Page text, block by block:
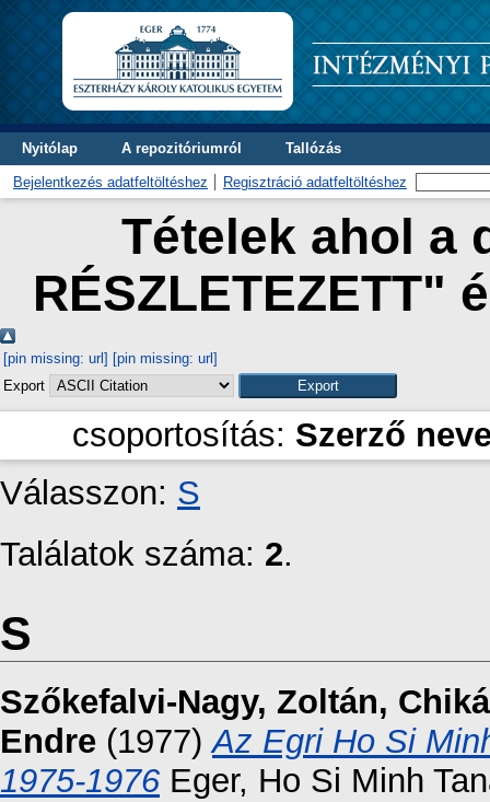
Nyitólap A repozitóriumról Tallózás
Bejelentkezés adatfeltöltéshez Regisztráció adatfeltöltéshez
Tételek ahol a
RÉSZLETEZETT"
[pin missing: url] [pin missing: url]
Export
csoportosítás: Szerző
Válasszon: S
Találatok száma: 2.
S
Szőkefalvi-Nagy, Zoltán,
Endre (1977)Az Egri Ho Si
1975-1976 Eger, Ho Si Minh